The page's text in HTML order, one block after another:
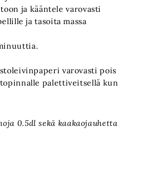
ja kääntele varovasti
ja tasoita massa
varovasti pois
palettiveitsellä kun
0.5dl sekä kaakaojauhetta